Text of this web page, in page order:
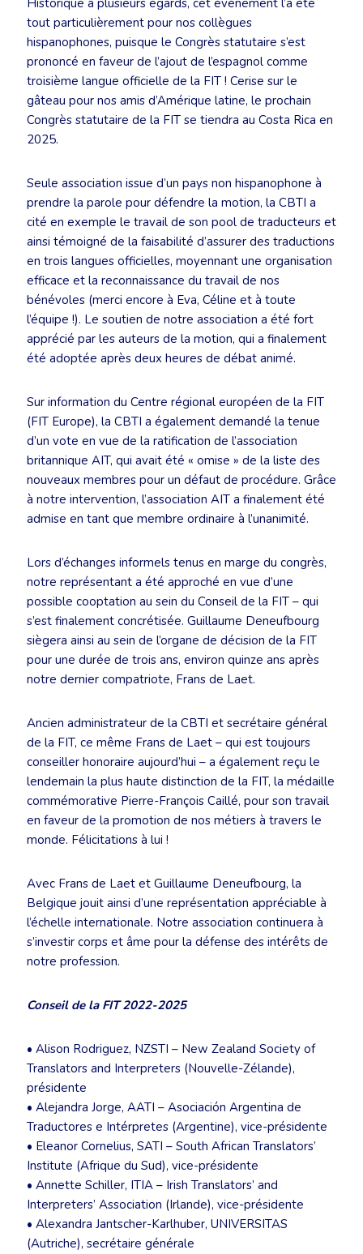
Historique à plusieurs égards, cet événement l’a été
tout particulièrement pour nos collègues
hispanophones, puisque le Congrès statutaire s’est
prononcé en faveur de l’ajout de l’espagnol comme
troisième langue officielle de la FIT ! Cerise sur le
gâteau pour nos amis d’Amérique latine, le prochain
Congrès statutaire de la FIT se tiendra au Costa Rica en
2025.
Seule association issue d’un pays non hispanophone à
prendre la parole pour défendre la motion, la CBTI a
cité en exemple le travail de son pool de traducteurs et
ainsi témoigné de la faisabilité d’assurer des traductions
en trois langues officielles, moyennant une organisation
efficace et la reconnaissance du travail de nos
bénévoles (merci encore à Eva, Céline et à toute
l’équipe !). Le soutien de notre association a été fort
apprécié par les auteurs de la motion, qui a finalement
été adoptée après deux heures de débat animé.
Sur information du Centre régional européen de la FIT
(FIT Europe), la CBTI a également demandé la tenue
d’un vote en vue de la ratification de l’association
britannique AIT, qui avait été « omise » de la liste des
nouveaux membres pour un défaut de procédure. Grâce
à notre intervention, l’association AIT a finalement été
admise en tant que membre ordinaire à l’unanimité.
Lors d’échanges informels tenus en marge du congrès,
notre représentant a été approché en vue d’une
possible cooptation au sein du Conseil de la FIT – qui
s’est finalement concrétisée. Guillaume Deneufbourg
siègera ainsi au sein de l’organe de décision de la FIT
pour une durée de trois ans, environ quinze ans après
notre dernier compatriote, Frans de Laet.
Ancien administrateur de la CBTI et secrétaire général
de la FIT, ce même Frans de Laet – qui est toujours
conseiller honoraire aujourd’hui – a également reçu le
lendemain la plus haute distinction de la FIT, la médaille
commémorative Pierre-François Caillé, pour son travail
en faveur de la promotion de nos métiers à travers le
monde. Félicitations à lui !
Avec Frans de Laet et Guillaume Deneufbourg, la
Belgique jouit ainsi d’une représentation appréciable à
l’échelle internationale. Notre association continuera à
s’investir corps et âme pour la défense des intérêts de
notre profession.
Conseil de la FIT 2022-2025
• Alison Rodriguez, NZSTI – New Zealand Society of
Translators and Interpreters (Nouvelle-Zélande),
présidente
• Alejandra Jorge, AATI – Asociación Argentina de
Traductores e Intérpretes (Argentine), vice-présidente
• Eleanor Cornelius, SATI – South African Translators’
Institute (Afrique du Sud), vice-présidente
• Annette Schiller, ITIA – Irish Translators’ and
Interpreters’ Association (Irlande), vice-présidente
• Alexandra Jantscher-Karlhuber, UNIVERSITAS
(Autriche), secrétaire générale